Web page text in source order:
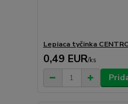
Lepiaca tyčinka
0,49 EUR/ks